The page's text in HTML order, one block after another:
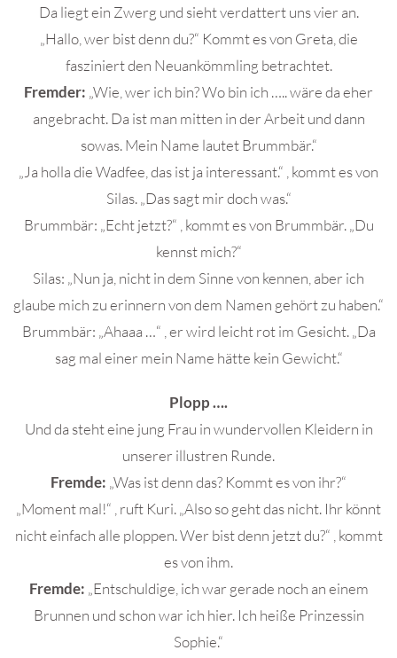
Da liegt ein Zwerg und sieht verdattert uns vier an.
„Hallo, wer bist denn du?“ Kommt es von Greta, die
fasziniert den Neuankömmling betrachtet.
Fremder: „Wie, wer ich bin? Wo bin ich ….. wäre da eher
angebracht. Da ist man mitten in der Arbeit und dann
sowas. Mein Name lautet Brummbär.“
„Ja holla die Wadfee, das ist ja interessant.“ , kommt es von
Silas. „Das sagt mir doch was.“
Brummbär: „Echt jetzt?“ , kommt es von Brummbär. „Du
kennst mich?“
Silas: „Nun ja, nicht in dem Sinne von kennen, aber ich
glaube mich zu erinnern von dem Namen gehört zu haben.“
Brummbär: „Ahaaa …“ , er wird leicht rot im Gesicht. „Da
sag mal einer mein Name hätte kein Gewicht.“
Plopp ….
Und da steht eine jung Frau in wundervollen Kleidern in
unserer illustren Runde.
Fremde: „Was ist denn das? Kommt es von ihr?“
„Moment mal!“ , ruft Kuri. „Also so geht das nicht. Ihr könnt
nicht einfach alle ploppen. Wer bist denn jetzt du?“ , kommt
es von ihm.
Fremde: „Entschuldige, ich war gerade noch an einem
Brunnen und schon war ich hier. Ich heiße Prinzessin
Sophie.“